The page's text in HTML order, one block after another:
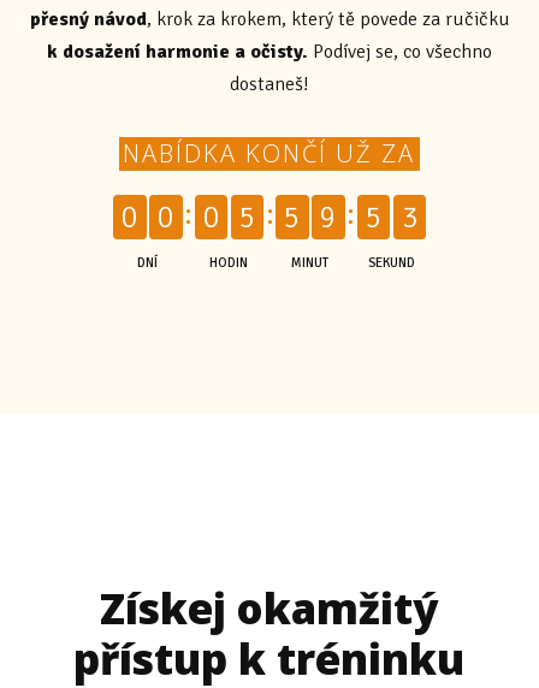
přesný návod, krok za krokem, který tě povede za ručičku
k dosažení harmonie a očisty. Podívej se, co všechno
dostaneš!
NABÍDKA KONČÍ UŽ ZA
0 0
DNÍ
0 5
HODIN
5 9
MINUT
5 2
SEKUND
Získej okamžitý
přístup k tréninku